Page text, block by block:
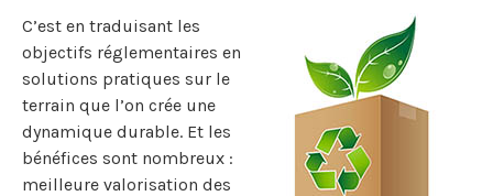
C’est en traduisant les
objectifs réglementaires en
solutions pratiques sur le
terrain que l’on crée une
dynamique durable. Et les
bénéfices sont nombreux :
meilleure valorisation des